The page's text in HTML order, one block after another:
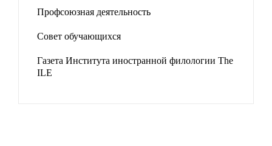
Профсоюзная деятельность
Совет обучающихся
Газета Института иностранной филологии The
ILE